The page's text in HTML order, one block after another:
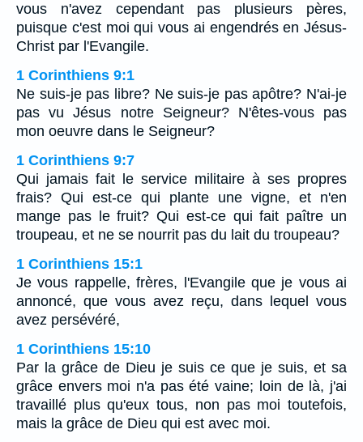
vous n'avez cependant pas plusieurs pères,
puisque c'est moi qui vous ai engendrés en Jésus-
Christ par l'Evangile.
1 Corinthiens 9:1
Ne suis-je pas libre? Ne suis-je pas apôtre? N'ai-je
pas vu Jésus notre Seigneur? N'êtes-vous pas
mon oeuvre dans le Seigneur?
1 Corinthiens 9:7
Qui jamais fait le service militaire à ses propres
frais? Qui est-ce qui plante une vigne, et n'en
mange pas le fruit? Qui est-ce qui fait paître un
troupeau, et ne se nourrit pas du lait du troupeau?
1 Corinthiens 15:1
Je vous rappelle, frères, l'Evangile que je vous ai
annoncé, que vous avez reçu, dans lequel vous
avez persévéré,
1 Corinthiens 15:10
Par la grâce de Dieu je suis ce que je suis, et sa
grâce envers moi n'a pas été vaine; loin de là, j'ai
travaillé plus qu'eux tous, non pas moi toutefois,
mais la grâce de Dieu qui est avec moi.